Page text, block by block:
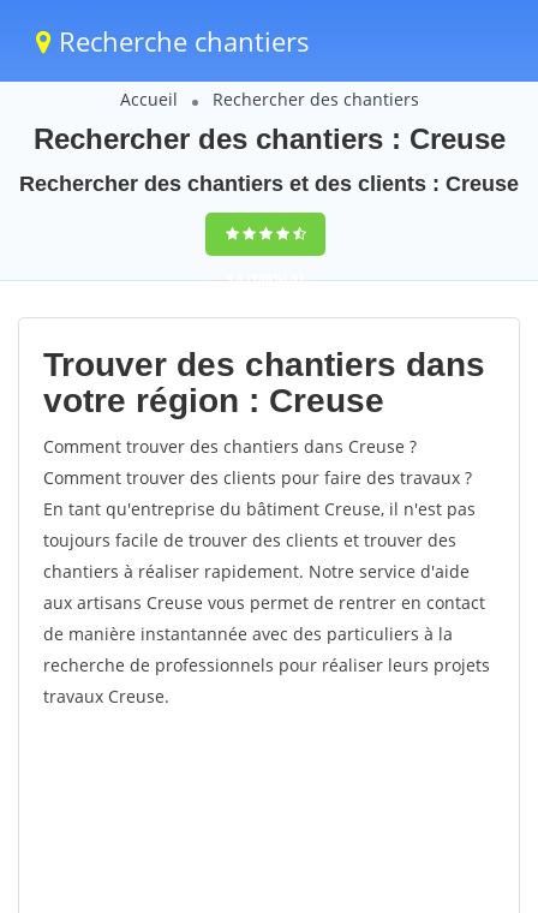
Recherche chantiers
Accueil Rechercher des chantiers
Rechercher des chantiers : Creuse
Rechercher des chantiers et des clients : Creuse
9,5(100%)31
votes
Trouver des chantiers dans
votre région : Creuse
Comment trouver des chantiers dans Creuse ?
Comment trouver des clients pour faire des travaux ?
En tant qu'entreprise du bâtiment Creuse, il n'est pas
toujours facile de trouver des clients et trouver des
chantiers à réaliser rapidement. Notre service d'aide
aux artisans Creuse vous permet de rentrer en contact
de manière instantannée avec des particuliers à la
recherche de professionnels pour réaliser leurs projets
travaux Creuse.